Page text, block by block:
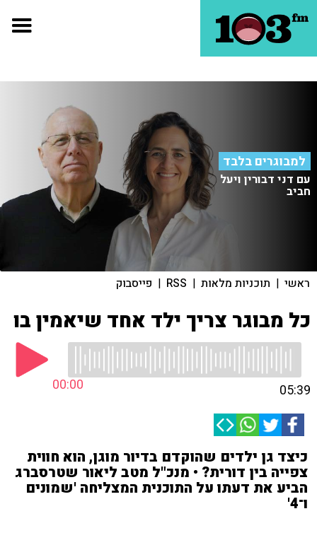
למבוגרים בלבד
עם דני דבורין ויעל
חביב
ראשי | תוכניות מלאות |
RSS
| פייסבוק
כל מבוגר צריך ילד אחד שיאמין בו
00:00 05:39
כיצד גן ילדים שהוקדם בדיור מוגן, הוא חווית
צפייה בין דורית? • מנכ"ל מטב ליאור שטרסברג
הביע את דעתו על התוכנית המצליחה 'שמונים
ו־4'